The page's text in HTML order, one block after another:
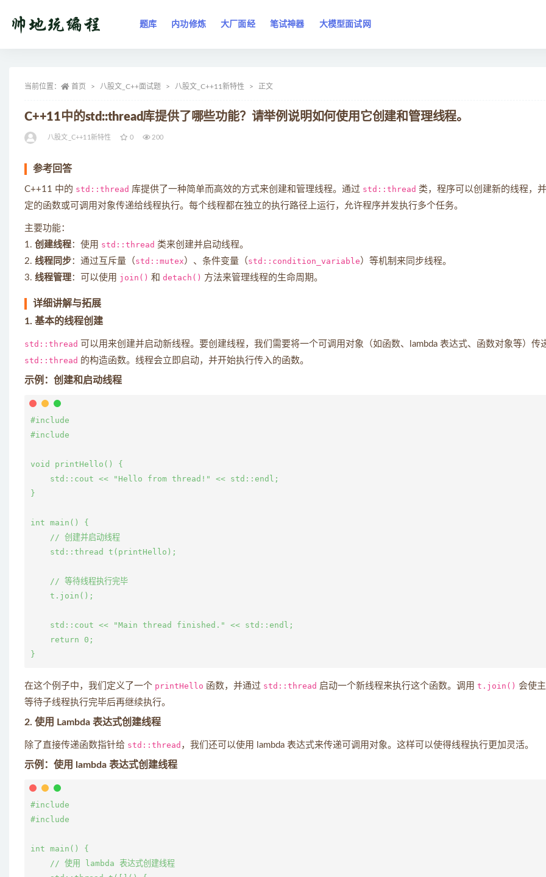
题库 内功修炼 大厂面经 笔试神器 大模型面试网
当前位置： 首页 八股文_C++面试题 八股文_C++11新特性 正文
C++11中的std::thread库提供了哪些功能？请举例说明如何使用它创建和管理线程。
八股文_C++11新特性 0 200
参考回答
C++11 中的 std::thread 库提供了一种简单而高效的方式来创建和管理线程。通过 std::thread 类，程序可以创建新的线程，
定的函数或可调用对象传递给线程执行。每个线程都在独立的执行路径上运行，允许程序并发执行多个任务。
主要功能：
1. 创建线程：使用 std::thread 类来创建并启动线程。
2. 线程同步：通过互斥量（std::mutex）、条件变量（std::condition_variable）等机制来同步线程。
3. 线程管理：可以使用 join() 和 detach() 方法来管理线程的生命周期。
详细讲解与拓展
1. 基本的线程创建
std::thread 可以用来创建并启动新线程。要创建线程，我们需要将一个可调用对象（如函数、lambda 表达式、函数对象等）传
std::thread 的构造函数。线程会立即启动，并开始执行传入的函数。
示例：创建和启动线程
#include
#include
void printHello() {
    std::cout << "Hello from thread!" << std::endl;
}
int main() {
    // 创建并启动线程
    std::thread t(printHello);
    // 等待线程执行完毕
    t.join();
    std::cout << "Main thread finished." << std::endl;
    return 0;
在这个例子中，我们定义了一个 printHello 函数，并通过 std::thread 启动一个新线程来执行这个函数。调用 t.join() 会使
等待子线程执行完毕后再继续执行。
2. 使用 Lambda 表达式创建线程
除了直接传递函数指针给 std::thread ，我们还可以使用 lambda 表达式来传递可调用对象。这样可以使得线程执行更加灵活。
示例：使用 lambda 表达式创建线程
#include
#include
int main() {
    // 使用 lambda 表达式创建线程